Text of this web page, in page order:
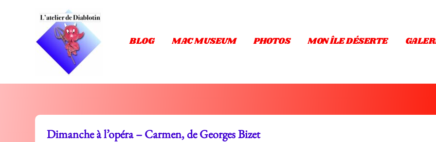
BLOG MAC MUSEUM PHOTOS MON ÎLE DÉSERTE
Dimanche à l’opéra – Carmen, de Georges Bizet